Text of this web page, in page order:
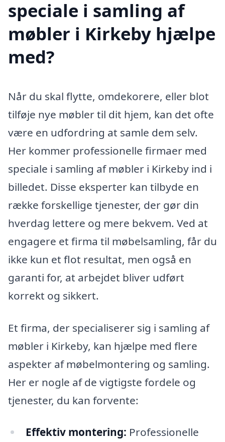
speciale i samling af
møbler i Kirkeby hjælpe
med?
Når du skal flytte, omdekorere, eller blot
tilføje nye møbler til dit hjem, kan det ofte
være en udfordring at samle dem selv.
Her kommer professionelle firmaer med
speciale i samling af møbler i Kirkeby ind i
billedet. Disse eksperter kan tilbyde en
række forskellige tjenester, der gør din
hverdag lettere og mere bekvem. Ved at
engagere et firma til møbelsamling, får du
ikke kun et flot resultat, men også en
garanti for, at arbejdet bliver udført
korrekt og sikkert.
Et firma, der specialiserer sig i samling af
møbler i Kirkeby, kan hjælpe med flere
aspekter af møbelmontering og samling.
Her er nogle af de vigtigste fordele og
tjenester, du kan forvente:
Effektiv montering: Professionelle